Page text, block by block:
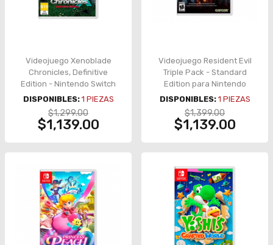
Videojuego Xenoblade
Chronicles, Definitive
Edition - Nintendo Switch
DISPONIBLES: 1 PIEZAS
$1,299.00
$1,139.00
Videojuego Resident Evil
Triple Pack - Standard
Edition para Nintendo
Switch – HAC-P-AQ78B
DISPONIBLES: 1 PIEZAS
$1,399.00
$1,139.00